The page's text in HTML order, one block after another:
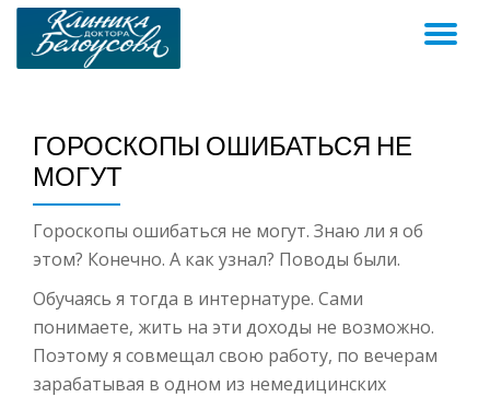
ГОРОСКОПЫ ОШИБАТЬСЯ НЕ
МОГУТ
Гороскопы ошибаться не могут. Знаю ли я об
этом? Конечно. А как узнал? Поводы были.
Обучаясь я тогда в интернатуре. Сами
понимаете, жить на эти доходы не возможно.
Поэтому я совмещал свою работу, по вечерам
зарабатывая в одном из немедицинских